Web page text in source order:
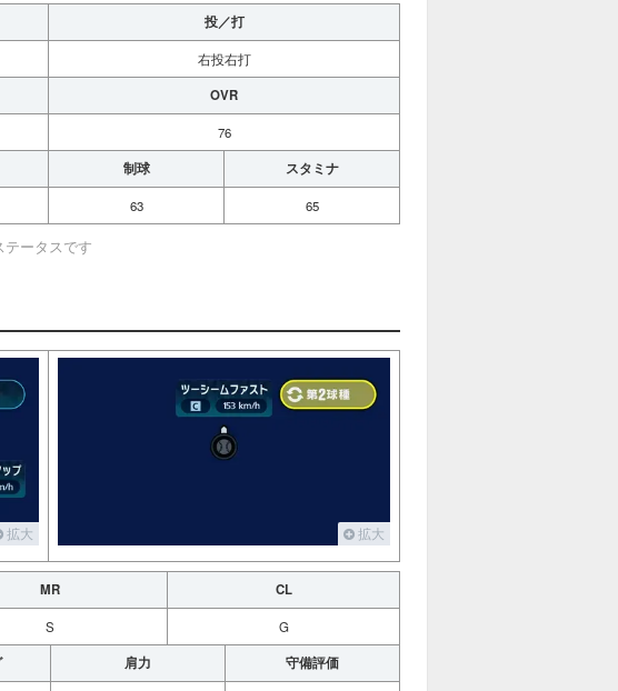
投／打
右投右打
OVR
76
制球 スタミナ
63 65
ータスです
拡大 拡大
MR CL
S G
肩力 守備評価